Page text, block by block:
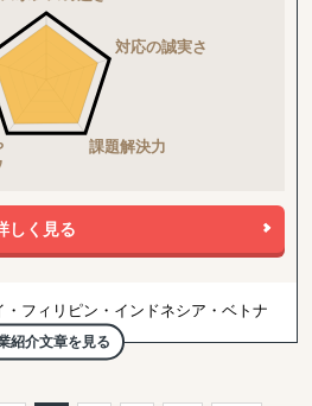
しく見る
紹介文章を見る
フィリピン・インドネシア・ベトナ
、ご依頼内容の多くは、実務的な代行
せるための「経営コンサルティング」